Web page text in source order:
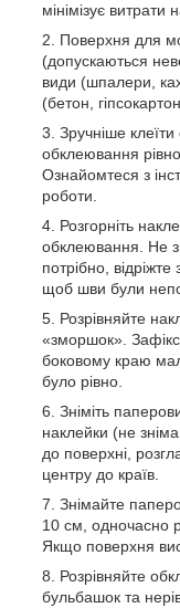
мінімізує
Поверхня для
(допускаються
види (шпалери,
(бетон,
Зручніше
обклеювання
Ознайомтеся з
роботи.
Розгорніть
обклеювання. Не
потрібно, відріжте
щоб шви були
Розрівняйте
«зморшок».
боковому краю
було рівно.
Зніміть
наклейки (не
до поверхні,
центру до країв.
Знімайте
10 см, одночасно
Якщо поверхня
Розрівняйте
бульбашок та